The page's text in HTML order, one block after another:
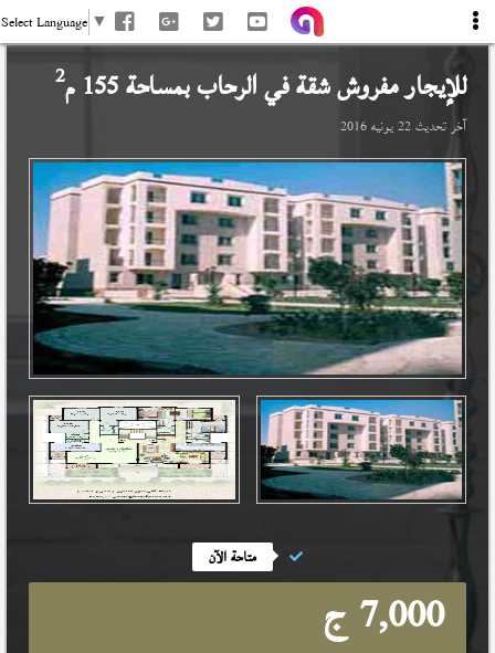
Select Language ▼
للإيجار مفروش شقة فيالرحاببمساحة 155 م 2
آخر تحديث22 يونيه 2016
متاحة الآن
7,000 ج